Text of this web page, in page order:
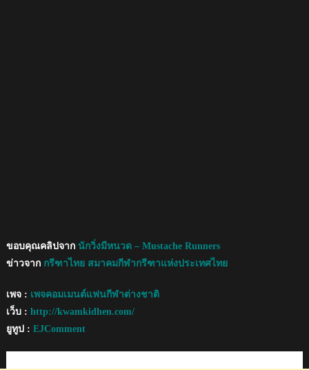
ขอบคุณคลิปจาก นักวิ่งมีหนวด – Mustache Runners
ข่าวจาก กรีฑาไทย สมาคมกีฬากรีฑาแห่งประเทศไทย
เพจ : เพจคอมเมนต์แฟนกีฬาต่างชาติ
เว็บ : http://kwamkidhen.com/
ยูทูป : EJComment